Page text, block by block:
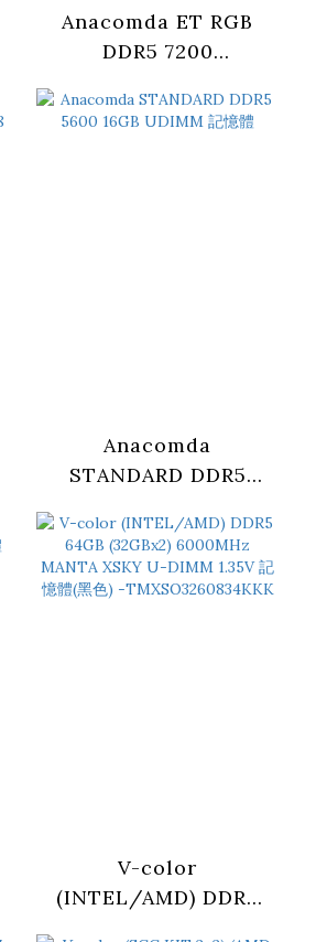
Anacomda ET RGB
DDR5 7200
記憶體 -黑/白
Anacomda
STANDARD DDR5
憶體
V-color
(INTEL/AMD) DDR5